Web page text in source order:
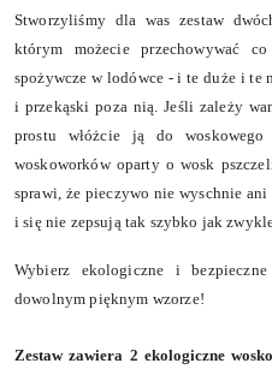
Stworzyliśmy dla was zestaw
którym możecie przechowywać
spożywcze w lodówce - i te duże i te
i przekąski poza nią. Jeśli zależy
prostu włóżcie ją do
woskoworków oparty o wosk
sprawi, że pieczywo nie wyschnie
i się nie zepsują tak szybko jak
Wybierz ekologiczne i
dowolnym pięknym wzorze!
Zestaw zawiera 2 ekologiczne